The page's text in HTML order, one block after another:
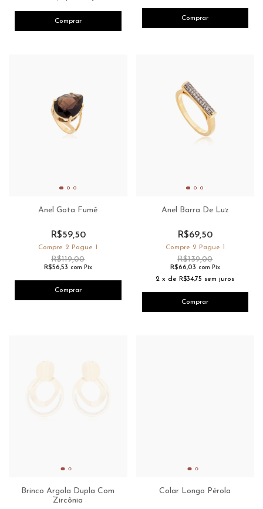
Comprar
Anel Gota Fumê
R$59,50
Compre 2 Pague 1
R$119,00
R$56,53 com Pix
Comprar
Anel Barra De Luz
R$69,50
Compre 2 Pague 1
R$139,00
R$66,03 com Pix
2 xde R$34,75 sem juros
Comprar
Brinco Argola Dupla Com
Zircônia
Colar Longo Pérola